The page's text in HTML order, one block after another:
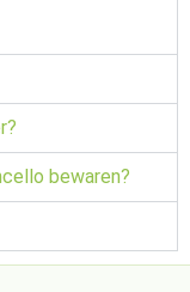
bewaren?